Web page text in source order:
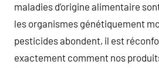
maladies d’origine alimentaire
les organismes génétiquement
pesticides abondent, il est
exactement comment nos